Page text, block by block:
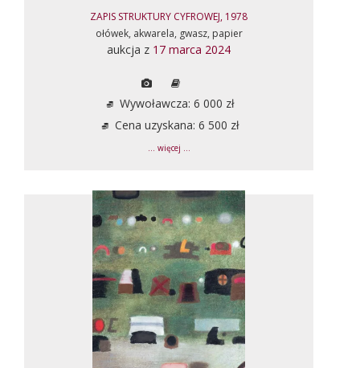
ZAPIS STRUKTURY CYFROWEJ, 1978
ołówek, akwarela, gwasz, papier
aukcja z 17 marca 2024
Wywoławcza: 6 000 zł
Cena uzyskana: 6 500 zł
... więcej ...